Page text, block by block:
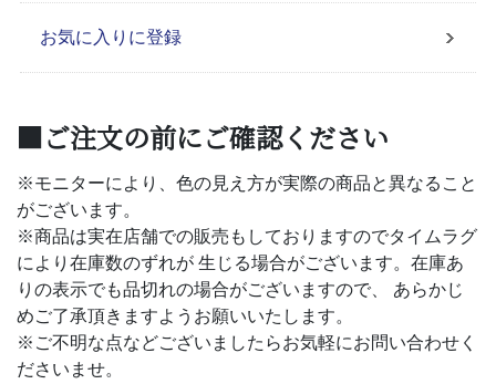
お気に入りに登録
■ご注文の前にご確認ください
※モニターにより、色の見え方が実際の商品と異なること
がございます。
※商品は実在店舗での販売もしておりますのでタイムラグ
により在庫数のずれが 生じる場合がございます。在庫あ
りの表示でも品切れの場合がございますので、 あらかじ
めご了承頂きますようお願いいたします。
※ご不明な点などございましたらお気軽にお問い合わせく
ださいませ。